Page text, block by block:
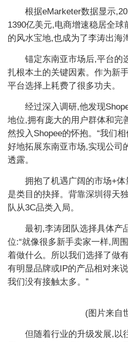
根据eMarketer数据显示
1390亿美元,电商增速稳居全
的风水宝地,也成为了李涛出海
锚定东南亚市场后,平台的
扎根本土的关键因素。作为新
平台选择上耗费了很多功夫。
经过深入调研,他发现
地位,拥有庞大的用户群体和完
然投入Shopee的怀抱。“我们
好地拓展东南亚市场,实现公司
透露。
拥抱了机遇广阔的市场+
是类目的抉择。背靠深圳得天
队从3C品类入局。
最初,李涛团队选择具体产
位:“就像很多新手卖家一样,周
着做什么。所以我们选择了做
有明显品牌或IP的产品相对来
我们没有接触太多。”
(图片来自
但随着行业的升级发展,以